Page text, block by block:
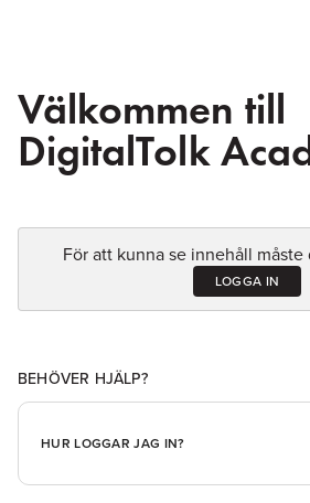
Välkommen till
DigitalTolk
För att kunna se innehåll
LOGGA IN
BEHÖVER HJÄLP?
HUR LOGGAR JAG IN?